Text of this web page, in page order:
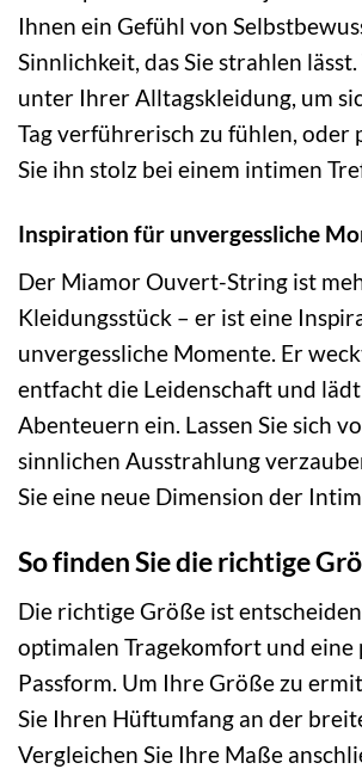
Ihnen ein Gefühl von
Sinnlichkeit, das Sie strahlen
unter Ihrer Alltagskleidung, um
Tag verführerisch zu fühlen, oder
Sie ihn stolz bei einem intimen
Inspiration für unvergessliche
Der Miamor Ouvert-String ist
Kleidungsstück – er ist eine
unvergessliche Momente. Er
entfacht die Leidenschaft und
Abenteuern ein. Lassen Sie sich
sinnlichen Ausstrahlung
Sie eine neue Dimension der
So finden Sie die richtige
Die richtige Größe ist
optimalen Tragekomfort und eine
Passform. Um Ihre Größe zu
Sie Ihren Hüftumfang an der
Vergleichen Sie Ihre Maße